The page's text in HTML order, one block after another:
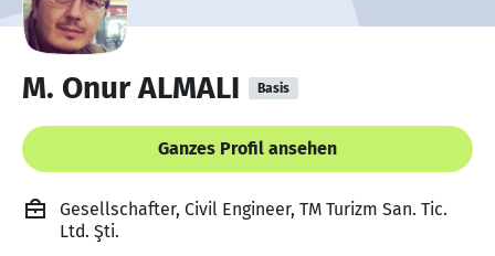
M. Onur ALMALI Basis
Ganzes Profil ansehen
Gesellschafter, Civil Engineer, TM Turizm San. Tic.
Ltd. Şti.